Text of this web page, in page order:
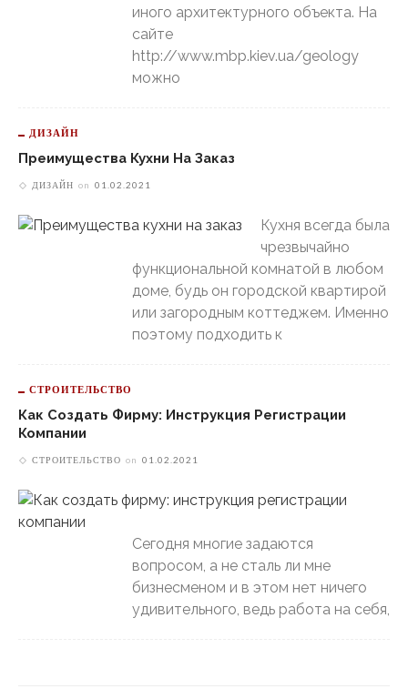
иного архитектурного объекта. На
сайте
http://www.mbp.kiev.ua/geology
можно
ДИЗАЙН
Преимущества Кухни На Заказ
ДИЗАЙН on 01.02.2021
Кухня всегда была
чрезвычайно
функциональной комнатой в любом
доме, будь он городской квартирой
или загородным коттеджем. Именно
поэтому подходить к
СТРОИТЕЛЬСТВО
Как Создать Фирму: Инструкция Регистрации
Компании
СТРОИТЕЛЬСТВО on 01.02.2021
Сегодня многие задаются
вопросом, а не сталь ли мне
бизнесменом и в этом нет ничего
удивительного, ведь работа на себя,